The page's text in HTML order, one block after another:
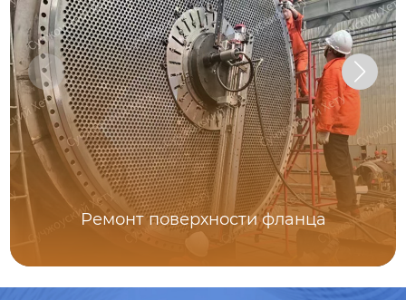
Ремонт поверхности фланца